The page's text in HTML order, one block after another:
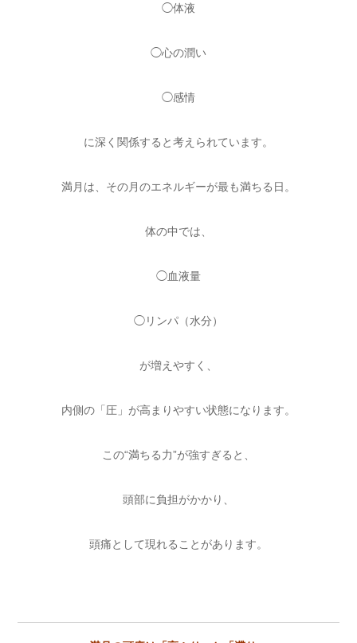
◯体液
◯心の潤い
◯感情
に深く関係すると考えられています。
満月は、その月のエネルギーが最も満ちる日。
体の中では、
◯血液量
◯リンパ（水分）
が増えやすく、
内側の「圧」が高まりやすい状態になります。
この“満ちる力”が強すぎると、
頭部に負担がかかり、
頭痛として現れることがあります。